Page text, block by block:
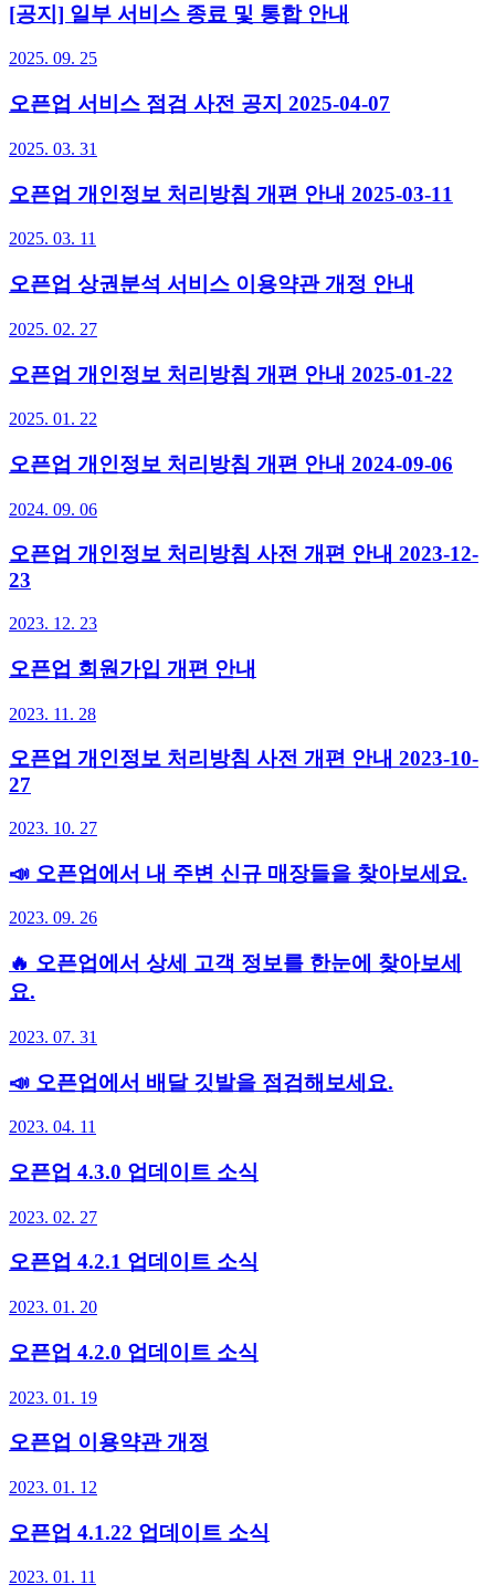
[공지] 일부 서비스 종료 및 통합 안내
2025. 09. 25
오픈업 서비스 점검 사전 공지 2025-04-07
2025. 03. 31
오픈업 개인정보 처리방침 개편 안내 2025-03-11
2025. 03. 11
오픈업 상권분석 서비스 이용약관 개정 안내
2025. 02. 27
오픈업 개인정보 처리방침 개편 안내 2025-01-22
2025. 01. 22
오픈업 개인정보 처리방침 개편 안내 2024-09-06
2024. 09. 06
오픈업 개인정보 처리방침 사전 개편 안내 2023-12-
23
2023. 12. 23
오픈업 회원가입 개편 안내
2023. 11. 28
오픈업 개인정보 처리방침 사전 개편 안내 2023-10-
27
2023. 10. 27
📣 오픈업에서 내 주변 신규 매장들을 찾아보세요.
2023. 09. 26
🔥 오픈업에서 상세 고객 정보를 한눈에 찾아보세
요.
2023. 07. 31
📣 오픈업에서 배달 깃발을 점검해보세요.
2023. 04. 11
오픈업 4.3.0 업데이트 소식
2023. 02. 27
오픈업 4.2.1 업데이트 소식
2023. 01. 20
오픈업 4.2.0 업데이트 소식
2023. 01. 19
오픈업 이용약관 개정
2023. 01. 12
오픈업 4.1.22 업데이트 소식
2023. 01. 11